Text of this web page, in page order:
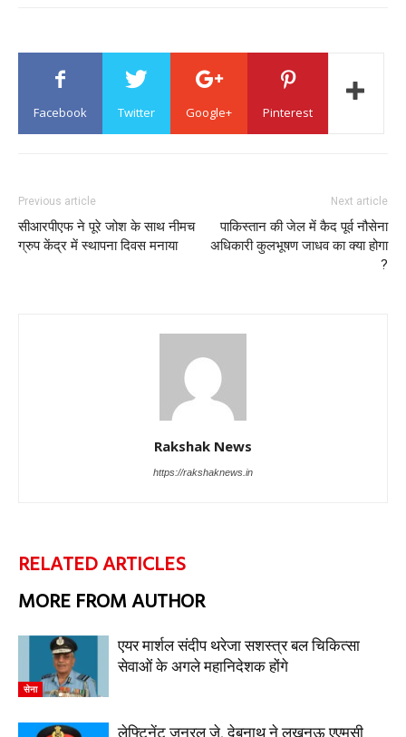
Facebook Twitter Google+ Pinterest
Previous article
सीआरपीएफ ने पूरे जोश के साथ नीमच
ग्रुप केंद्र में स्थापना दिवस मनाया
Next article
पाकिस्तान की जेल में कैद पूर्व नौसेना
अधिकारी कुलभूषण जाधव का क्या होगा
?
Rakshak News
https://rakshaknews.in
RELATED ARTICLES
MORE FROM AUTHOR
सेना
एयर मार्शल संदीप थरेजा सशस्त्र बल चिकित्सा
सेवाओं के अगले महानिदेशक होंगे
लेफ्टिनेंट जनरल जे. देबनाथ ने लखनऊ एएमसी